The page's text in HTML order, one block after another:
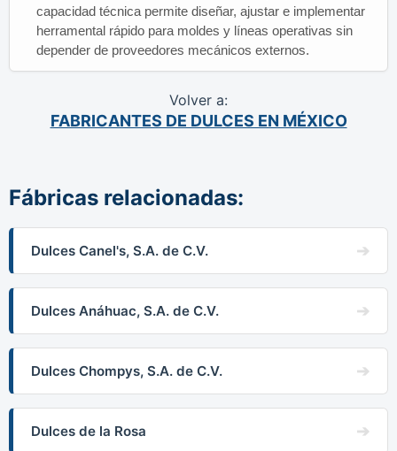
capacidad técnica permite diseñar, ajustar e implementar
herramental rápido para moldes y líneas operativas sin
depender de proveedores mecánicos externos.
Volver a:
FABRICANTES DE DULCES EN MÉXICO
Fábricas relacionadas:
Dulces Canel's, S.A. de C.V.
Dulces Anáhuac, S.A. de C.V.
Dulces Chompys, S.A. de C.V.
Dulces de la Rosa